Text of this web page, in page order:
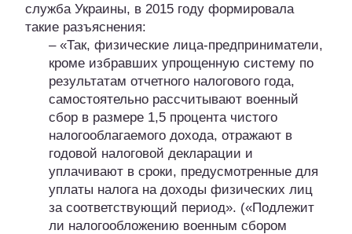
служба Украины, в 2015 году формировала
такие разъяснения:
– «Так, физические лица-предприниматели,
кроме избравших упрощенную систему по
результатам отчетного налогового года,
самостоятельно рассчитывают военный
сбор в размере 1,5 процента чистого
налогооблагаемого дохода, отражают в
годовой налоговой декларации и
уплачивают в сроки, предусмотренные для
уплаты налога на доходы физических лиц
за соответствующий период». («Подлежит
ли налогообложению военным сбором